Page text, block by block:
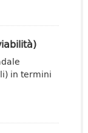
in termini